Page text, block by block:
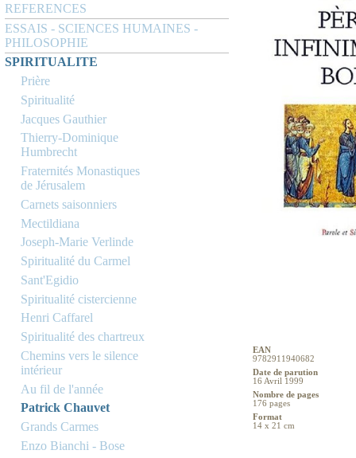
REFERENCES
ESSAIS - SCIENCES HUMAINES -
PHILOSOPHIE
SPIRITUALITE
Prière
Spiritualité
Jacques Gauthier
Thierry-Dominique
Humbrecht
Fraternités Monastiques
de Jérusalem
Carnets saisonniers
Mectildiana
Joseph-Marie Verlinde
Spiritualité du Carmel
Sant'Egidio
Spiritualité cistercienne
Henri Caffarel
Spiritualité des chartreux
Chemins vers le silence
intérieur
Au fil de l'année
Patrick Chauvet
Grands Carmes
Enzo Bianchi - Bose
EAN
9782911940682
Date de parution
16 Avril 1999
Nombre de pages
176 pages
Format
14 x 21 cm